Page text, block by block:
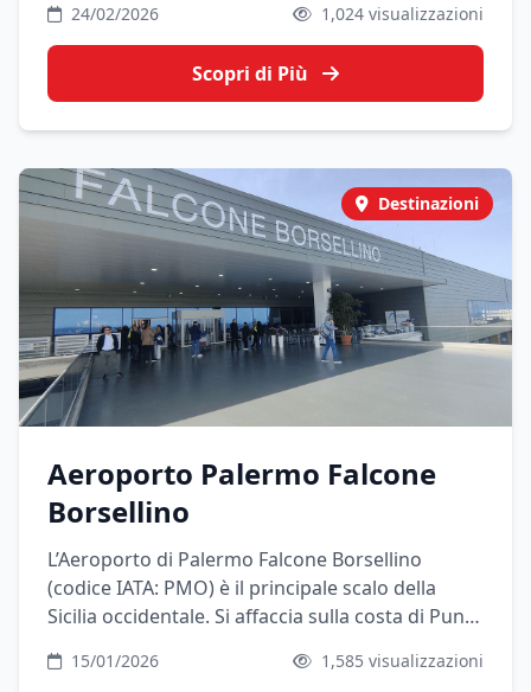
treni passeggeri, con collegamenti ad alta
velocità, InterCity e regionali verso tutta Italia.
Sotto il piano dei binari si trovano le stazioni per
rendono questo hub il punto di partenza
naturale per muoversi in città, verso il Vesuvio,
la Costiera e l’entroterra.
24/02/2026 1,024 visualizzazioni
Scopri di Più
Destinazioni
Aeroporto Palermo Falcone
Borsellino
L’Aeroporto di Palermo Falcone Borsellino
(codice IATA: PMO) è il principale scalo della
Sicilia occidentale. Si affaccia sulla costa di Punta
Palermo, Mondello, Cefalù e gran parte del
15/01/2026 1,585 visualizzazioni